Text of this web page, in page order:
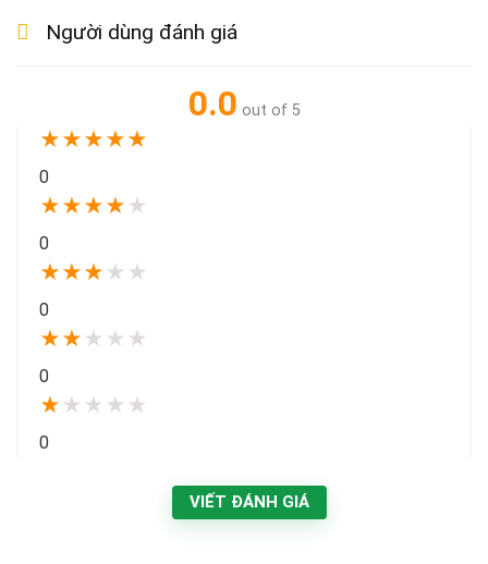
Người dùng đánh giá
0.0 out of 5
★★★★★
0
★★★★ ★
0
★★★ ★ ★
0
★★ ★ ★ ★
0
★ ★ ★ ★ ★
0
VIẾT ĐÁNH GIÁ